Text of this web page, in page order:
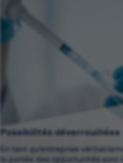
Possibilités déverrouillées
En tant qu'entreprise
la portée des opportunités sont